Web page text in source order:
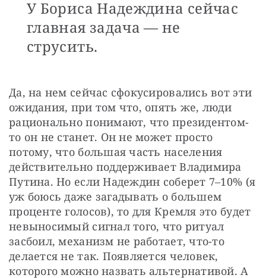
У Бориса Надеждина сейчас
главная задача — не
струсить.
Да, на нем сейчас сфокусировались вот эти
ожидания, при том что, опять же, люди
рационально понимают, что президентом-
то он не станет. Он не может просто
потому, что большая часть населения
действительно поддерживает Владимира
Путина. Но если Надеждин соберет 7–10% (я
уж боюсь даже загадывать о большем
проценте голосов), то для Кремля это будет
невыносимый сигнал того, что ритуал
засбоил, механизм не работает, что-то
делается не так. Появляется человек,
которого можно назвать альтернативой. А